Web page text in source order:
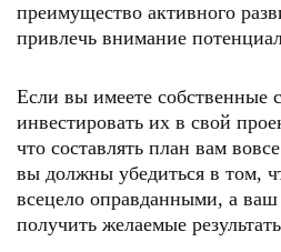
преимущество активного
привлечь внимание
Если вы имеете собственные
инвестировать их в свой
что составлять план вам
вы должны убедиться в том,
всецело оправданными, а ваш
получить желаемые